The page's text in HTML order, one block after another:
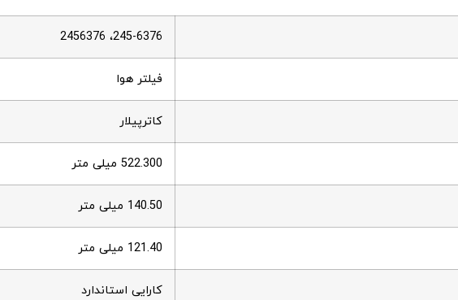
245-6376، 2456376
فیلتر هوا
کاترپیلار
522.300 میلی متر
140.50 میلی متر
121.40 میلی متر
کارایی استاندارد